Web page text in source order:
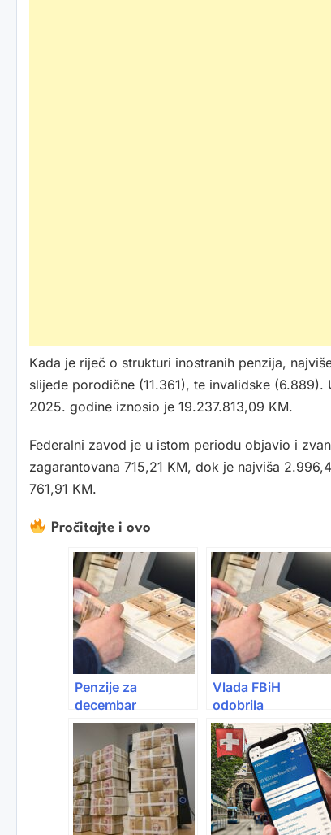
Kada je riječ o strukturi inostranih penzija,
slijede porodične (11.361), te invalidske
2025. godine iznosio je 19.237.813,09 KM.
Federalni zavod je u istom periodu objavio i
zagarantovana 715,21 KM, dok je najviša
761,91 KM.
Pročitajte i ovo
Penzije za
decembar
isplaćene danas:
Od januara
povećanje do 17
posto, minimalna
ide na 700 KM
Vlada FBiH
odobrila
usklađivanje
penzija od 11,26
posto i skoro 3,9
miliona KM pomoći
privredi